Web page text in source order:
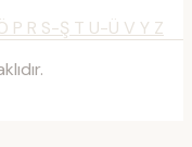
P R S-Ş T U-Ü V Y Z